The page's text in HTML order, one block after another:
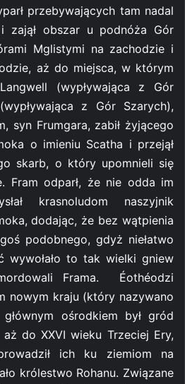
przebywających tam nadal
zajął obszar u podnóża Gór
Mglistymi na zachodzie i
aż do miejsca, w którym
(wypływająca z Gór
z Gór Szarych),
syn Frumgara, zabił żyjącego
o imieniu Scatha i przejął
skarb, o który upomnieli się
Fram odparł, że nie odda im
krasnoludom naszyjnik
dodając, że bez wątpienia
podobnego, gdyż niełatwo
wywołało to tak wielki gniew
Frama. Éothéodzi
nowym kraju (który nazywano
ośrodkiem był gród
do XXVI wieku Trzeciej Ery,
ich ku ziemiom na
królestwo Rohanu. Związane